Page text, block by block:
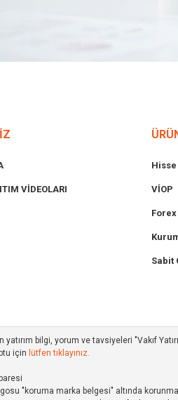
VİDEOLARI VİOP
Forex
Sabit
yatırım bilgi, yorum ve tavsiyeleri "Vakıf
için lütfen tıklayınız.
"koruma marka belgesi" altında